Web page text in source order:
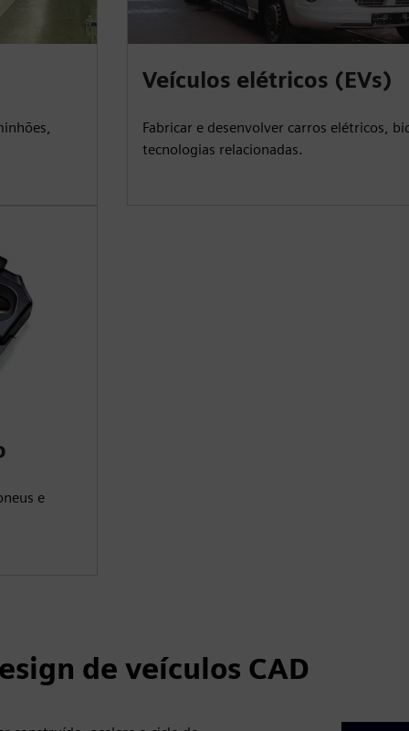
Veículos elétricos (EVs)
Fabricar e desenvolver carros elétricos,
tecnologias relacionadas.
e
de veículos CAD